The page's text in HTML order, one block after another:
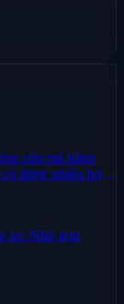
cửa mà hãng
được nhiều hơn
xe: Nhỏ gọn